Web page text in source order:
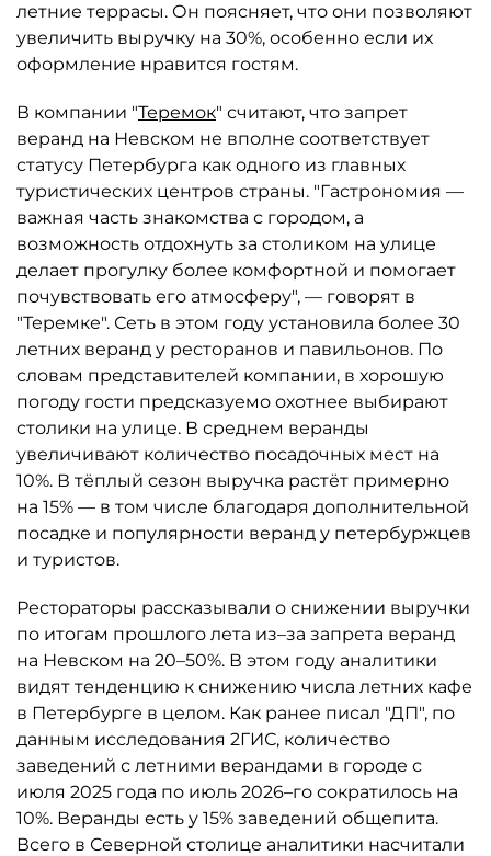
летние террасы. Он поясняет, что они позволяют
увеличить выручку на 30%, особенно если их
оформление нравится гостям.
В компании "Теремок" считают, что запрет
веранд на Невском не вполне соответствует
статусу Петербурга как одного из главных
туристических центров страны. "Гастрономия —
важная часть знакомства с городом, а
возможность отдохнуть за столиком на улице
делает прогулку более комфортной и помогает
почувствовать его атмосферу", — говорят в
"Теремке". Сеть в этом году установила более 30
летних веранд у ресторанов и павильонов. По
словам представителей компании, в хорошую
погоду гости предсказуемо охотнее выбирают
столики на улице. В среднем веранды
увеличивают количество посадочных мест на
10%. В тёплый сезон выручка растёт примерно
на 15% — в том числе благодаря дополнительной
посадке и популярности веранд у петербуржцев
и туристов.
Рестораторы рассказывали о снижении выручки
по итогам прошлого лета из–за запрета веранд
на Невском на 20–50%. В этом году аналитики
видят тенденцию к снижению числа летних кафе
в Петербурге в целом. Как ранее писал "ДП", по
данным исследования 2ГИС, количество
заведений с летними верандами в городе с
июля 2025 года по июль 2026–го сократилось на
10%. Веранды есть у 15% заведений общепита.
Всего в Северной столице аналитики насчитали